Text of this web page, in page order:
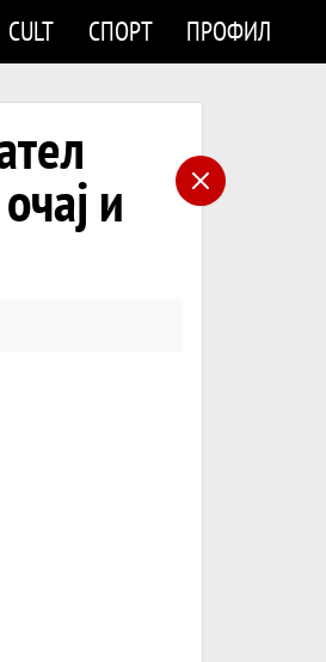
CULT СПОРТ ПРОФИЛ
и